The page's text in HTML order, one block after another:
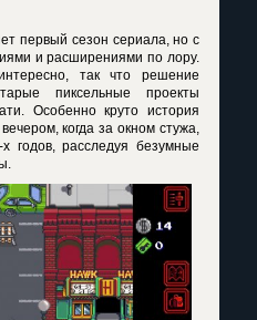
первый сезон сериала, но с
и расширениями по лору.
так что решение
пиксельные проекты
Особенно круто история
когда за окном стужа,
годов, расследуя безумные